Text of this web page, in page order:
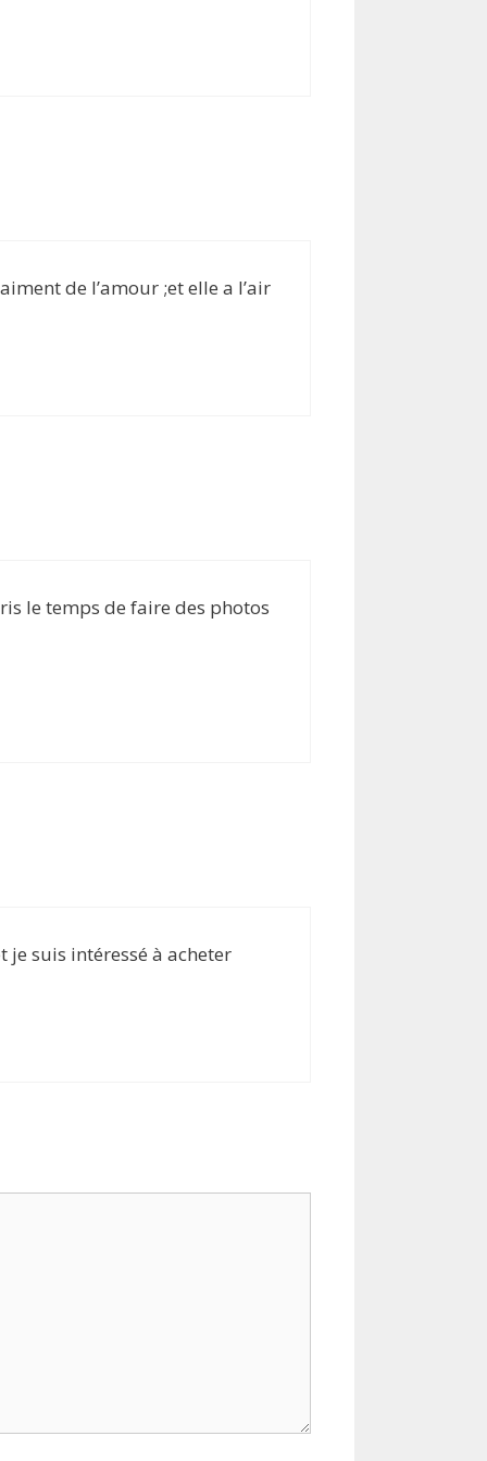
de l’amour ;et elle a l’air
le temps de faire des photos
je suis intéressé à acheter